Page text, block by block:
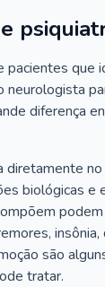
pacientes que
neurologista
diferença
diretamente
biológicas e
são
tratar.